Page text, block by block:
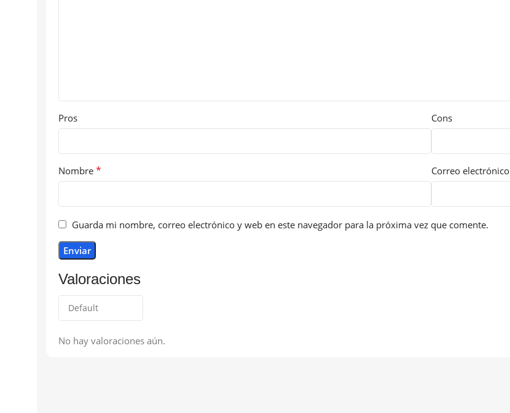
Valoraciones
No hay valoraciones aún.
Pros Cons
Nombre * Correo electrónico
Guarda mi nombre, correo electrónico y web en este navegador para la próxima vez que comente.